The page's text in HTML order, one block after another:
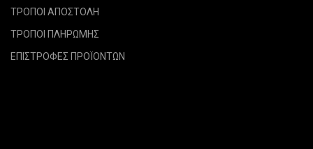
ΤΡΟΠΟΙ ΑΠΟΣΤΟΛΗ
ΤΡΟΠΟΙ ΠΛΗΡΩΜΗΣ
ΕΠΙΣΤΡΟΦΕΣ ΠΡΟΪΟΝΤΩΝ